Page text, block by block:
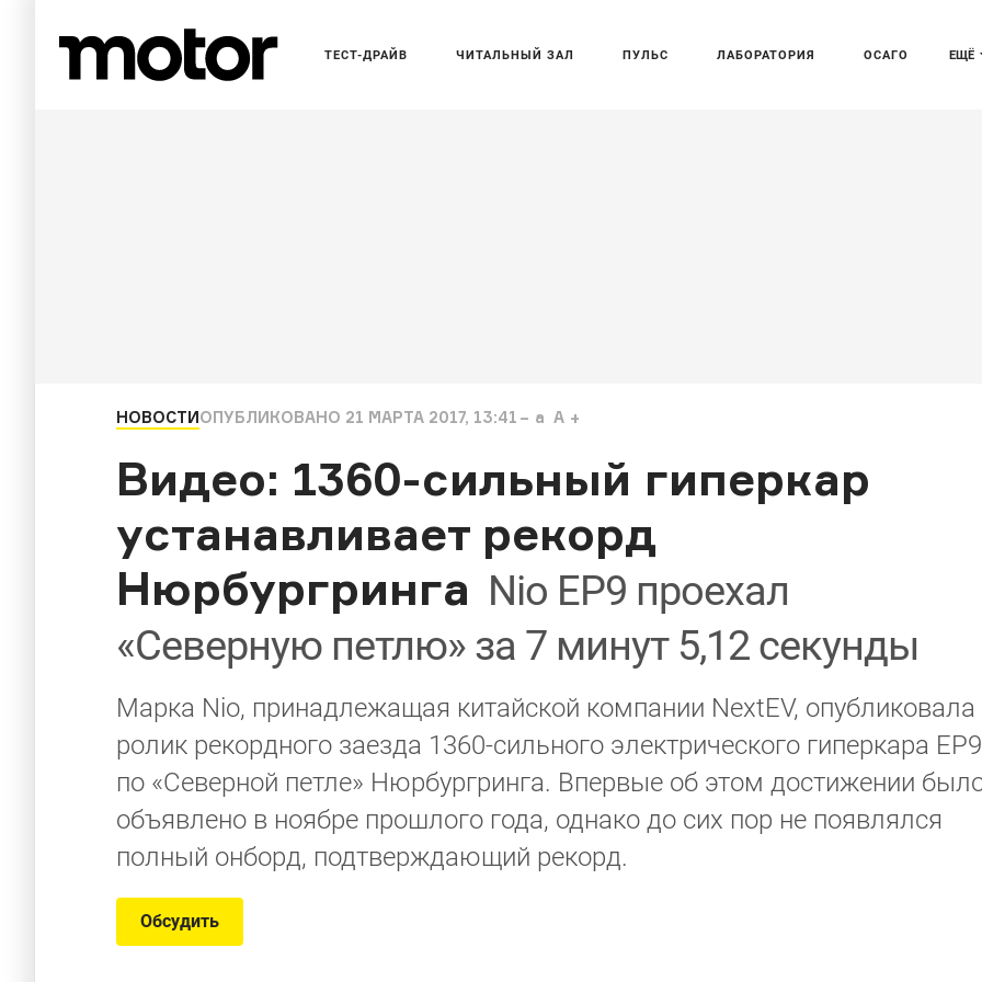
ЕЩЁ
ТЕСТ-ДРАЙВ ЧИТАЛЬНЫЙ ЗАЛ ПУЛЬС ЛАБОРАТОРИЯ ОСАГО
НОВОСТИОПУБЛИКОВАНО 21 МАРТА 2017, 13:41 a A
Видео: 1360-сильный гиперкар
устанавливает рекорд
Нюрбургринга Nio EP9 проехал
«Северную петлю» за 7 минут 5,12 секунды
Марка Nio, принадлежащая китайской компании NextEV, опубликовала
ролик рекордного заезда 1360-сильного электрического гиперкара EP9
по «Северной петле» Нюрбургринга. Впервые об этом достижении
объявлено в ноябре прошлого года, однако до сих пор не появлялся
полный онборд, подтверждающий рекорд.
Обсудить